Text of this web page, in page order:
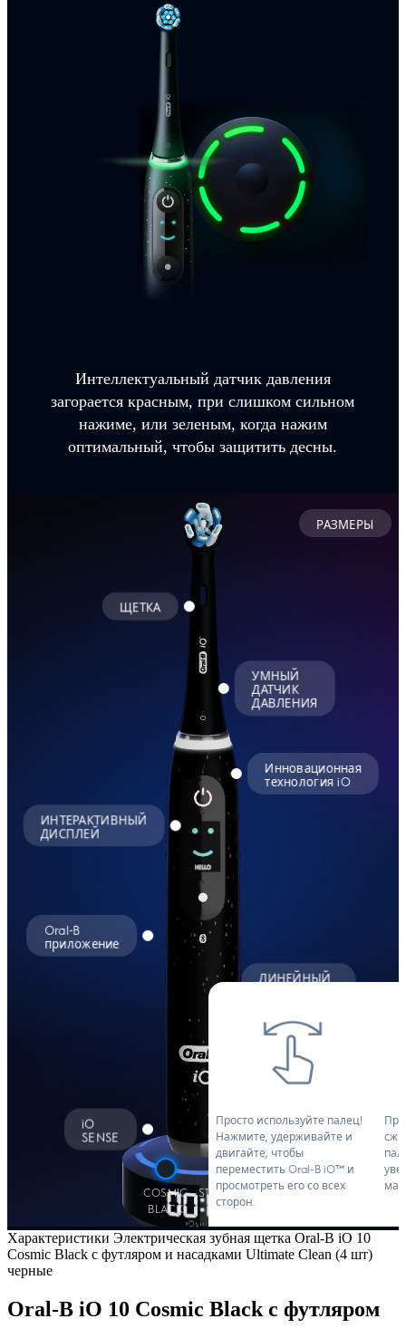
Интеллектуальный датчик давления
загорается красным, при слишком сильном
нажиме, или зеленым, когда нажим
оптимальный, чтобы защитить десны.
Характеристики Электрическая зубная щетка Oral-B iO 10
Cosmic Black c футляром и насадками Ultimate Clean (4 шт)
черные
Oral-B iO 10 Cosmic Black c футляром